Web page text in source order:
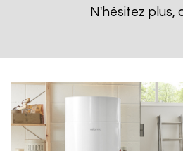
N'hésitez plus,